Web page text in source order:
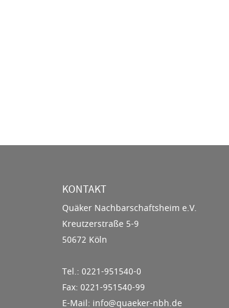
KONTAKT
Quäker Nachbarschaftsheim e.V.
Kreutzerstraße 5-9
50672 Köln
Tel.: 0221-951540-0
Fax: 0221-951540-99
E-Mail: info@quaeker-nbh.de